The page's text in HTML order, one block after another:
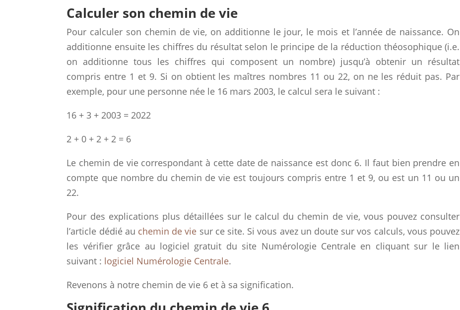
Calculer son chemin de vie
Pour calculer son chemin de vie, on additionne le jour, le mois et l’année de naissance. On
additionne ensuite les chiffres du résultat selon le principe de la réduction théosophique (i.e.
on additionne tous les chiffres qui composent un nombre) jusqu’à obtenir un résultat
compris entre 1 et 9. Si on obtient les maîtres nombres 11 ou 22, on ne les réduit pas. Par
exemple, pour une personne née le 16 mars 2003, le calcul sera le suivant :
16 + 3 + 2003 = 2022
2 + 0 + 2 + 2 = 6
Le chemin de vie correspondant à cette date de naissance est donc 6. Il faut bien prendre en
compte que nombre du chemin de vie est toujours compris entre 1 et 9, ou est un 11 ou un
22.
Pour des explications plus détaillées sur le calcul du chemin de vie, vous pouvez consulter
l’article dédié au chemin de vie sur ce site. Si vous avez un doute sur vos calculs, vous pouvez
les vérifier grâce au logiciel gratuit du site Numérologie Centrale en cliquant sur le lien
suivant : logiciel Numérologie Centrale.
Revenons à notre chemin de vie 6 et à sa signification.